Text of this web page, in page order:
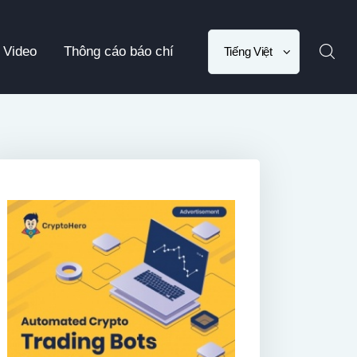
Video Thông cáo báo chí